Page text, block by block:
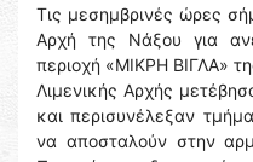
Τις μεσημβρινές ώρες
Αρχή της Νάξου για
περιοχή «ΜΙΚΡΗ ΒΙΓΛΑ»
Λιμενικής Αρχής
και περισυνέλεξαν
να αποσταλούν στην